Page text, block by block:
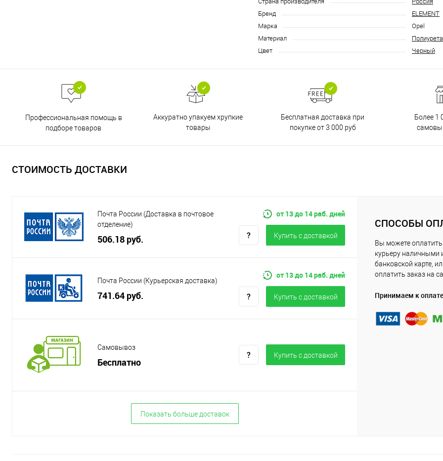
Бренд
ELEMENT
Марка
Opel
Материал
Цвет
Черный
Профессиональная помощь в
подборе товаров
Аккуратно упакуем хрупкие
товары
Бесплатная доставка при
покупке от 3 000 руб
Более 1
СТОИМОСТЬ ДОСТАВКИ
Почта России (Доставка в почтовое
отделение)
506.18 руб.
от 13 до 14 раб. дней
Купить c доставкой
Почта России (Курьерская доставка)
741.64 руб.
от 13 до 14 раб. дней
Купить c доставкой
Самовывоз
Бесплатно
Купить c доставкой
Показать больше доставок
СПОСОБЫ
Вы можете оплатить
курьеру наличными
банковской карте,
оплатить заказ на
Принимаем к оплате